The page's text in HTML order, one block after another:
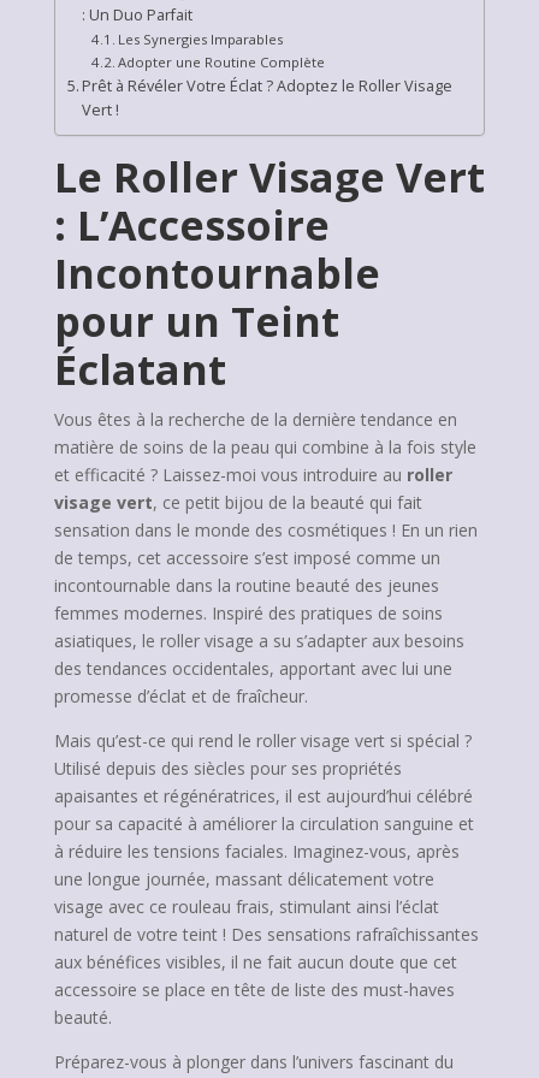
: Un Duo Parfait
Les Synergies Imparables
Adopter une Routine Complète
Prêt à Révéler Votre Éclat ? Adoptez le Roller Visage
Vert !
Le Roller Visage Vert
: L’Accessoire
Incontournable
pour un Teint
Éclatant
Vous êtes à la recherche de la dernière tendance en
matière de soins de la peau qui combine à la fois style
et efficacité ? Laissez-moi vous introduire au roller
visage vert, ce petit bijou de la beauté qui fait
sensation dans le monde des cosmétiques ! En un rien
de temps, cet accessoire s’est imposé comme un
incontournable dans la routine beauté des jeunes
femmes modernes. Inspiré des pratiques de soins
asiatiques, le roller visage a su s’adapter aux besoins
des tendances occidentales, apportant avec lui une
promesse d’éclat et de fraîcheur.
Mais qu’est-ce qui rend le roller visage vert si spécial ?
Utilisé depuis des siècles pour ses propriétés
apaisantes et régénératrices, il est aujourd’hui célébré
pour sa capacité à améliorer la circulation sanguine et
à réduire les tensions faciales. Imaginez-vous, après
une longue journée, massant délicatement votre
visage avec ce rouleau frais, stimulant ainsi l’éclat
naturel de votre teint ! Des sensations rafraîchissantes
aux bénéfices visibles, il ne fait aucun doute que cet
accessoire se place en tête de liste des must-haves
beauté.
Préparez-vous à plonger dans l’univers fascinant du